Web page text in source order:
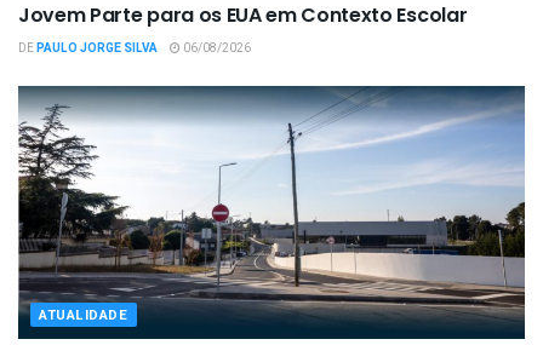
Jovem Parte para os EUA em Contexto Escolar
DEPAULO JORGE SILVA 06/08/2026
ATUALIDADE